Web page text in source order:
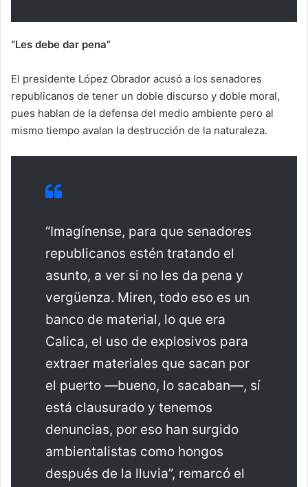
“Les debe dar pena”
El presidente López Obrador acusó a los senadores
republicanos de tener un doble discurso y doble moral,
pues hablan de la defensa del medio ambiente pero al
mismo tiempo avalan la destrucción de la naturaleza.
“Imagínense, para que senadores
republicanos estén tratando el
asunto, a ver si no les da pena y
vergüenza. Miren, todo eso es un
banco de material, lo que era
Calica, el uso de explosivos para
extraer materiales que sacan por
el puerto —bueno, lo sacaban—, sí
está clausurado y tenemos
denuncias, por eso han surgido
ambientalistas como hongos
después de la lluvia”, remarcó el